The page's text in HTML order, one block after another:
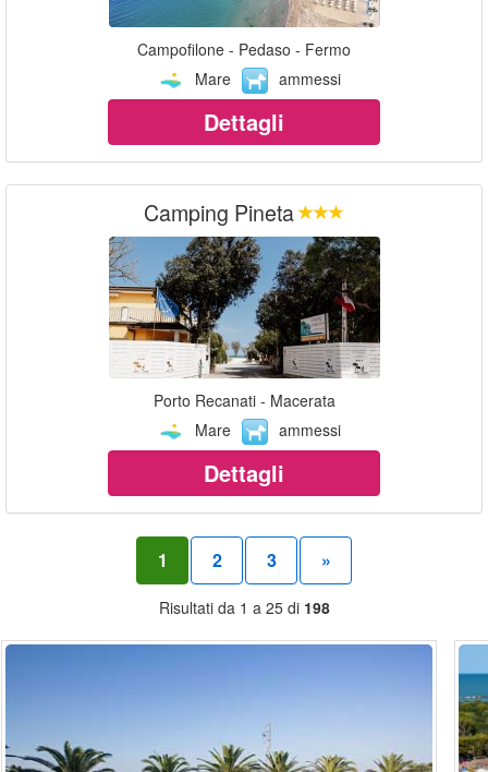
Campofilone - Pedaso - Fermo
Mare
ammessi
Dettagli
Camping Pineta
Porto Recanati - Macerata
Mare
ammessi
Dettagli
1 2 3 »
Risultati da 1 a 25 di 198